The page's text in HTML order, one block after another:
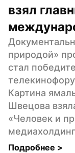
взял
природой»
стал
Картина
Швецова
«Человек и
Подробнее >